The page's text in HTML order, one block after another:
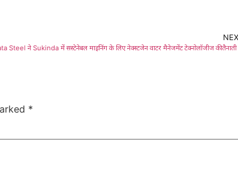
Steel ने Sukinda में सस्टेनेबल माइनिंग के लिए नेक्स्टजेन वाटर मैनेजमेंट टेक्नोलॉजीज की तैनाती
*